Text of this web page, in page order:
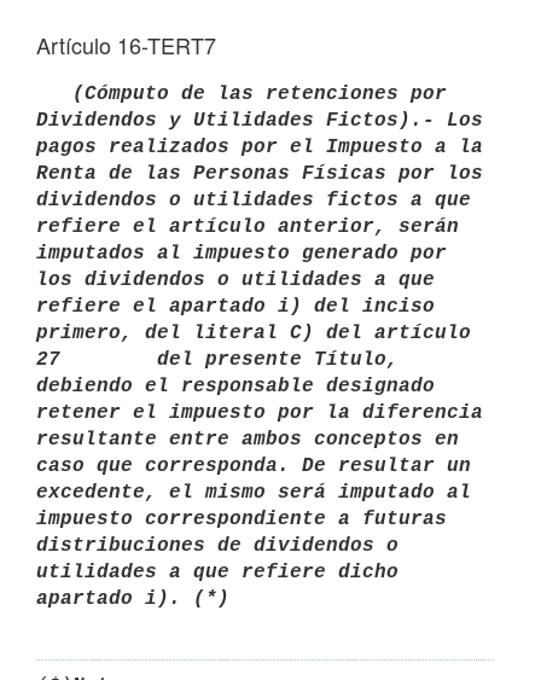
Artículo 16-TERT7
Dividendos y Utilidades Fictos).- Los
pagos realizados por el Impuesto a la
Renta de las Personas Físicas por los
dividendos o utilidades fictos a que
refiere el artículo anterior, serán
imputados al impuesto generado por
los dividendos o utilidades a que
refiere el apartado i) del inciso
primero, del literal C) del artículo
27        del presente Título,
debiendo el responsable designado
retener el impuesto por la diferencia
resultante entre ambos conceptos en
caso que corresponda. De resultar un
excedente, el mismo será imputado al
impuesto correspondiente a futuras
distribuciones de dividendos o
utilidades a que refiere dicho
apartado i). (*)